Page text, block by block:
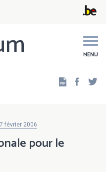
MENU
février 2006
pour le